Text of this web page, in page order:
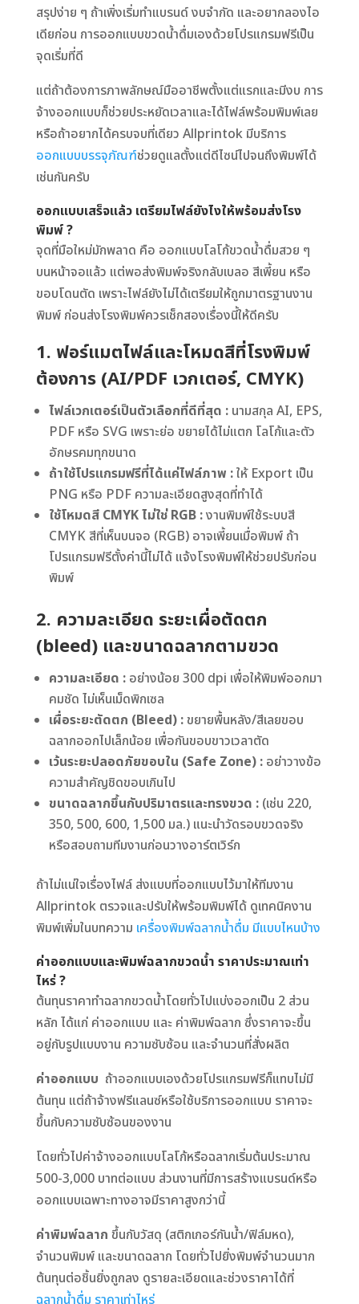
สรุปง่าย ๆ ถ้าเพิ่งเริ่มทำแบรนด์ งบจำกัด และอยากลองไอ
เดียก่อน การออกแบบขวดน้ำดื่มเองด้วยโปรแกรมฟรีเป็น
จุดเริ่มที่ดี
แต่ถ้าต้องการภาพลักษณ์มืออาชีพตั้งแต่แรกและมีงบ การ
จ้างออกแบบก็ช่วยประหยัดเวลาและได้ไฟล์พร้อมพิมพ์เลย
หรือถ้าอยากได้ครบจบที่เดียว Allprintok มีบริการ
ออกแบบบรรจุภัณฑ์ช่วยดูแลตั้งแต่ดีไซน์ไปจนถึงพิมพ์ได้
เช่นกันครับ
ออกแบบเสร็จแล้ว เตรียมไฟล์ยังไงให้พร้อมส่งโรง
พิมพ์ ?
จุดที่มือใหม่มักพลาด คือ ออกแบบโลโก้ขวดน้ำดื่มสวย ๆ
บนหน้าจอแล้ว แต่พอส่งพิมพ์จริงกลับเบลอ สีเพี้ยน หรือ
ขอบโดนตัด เพราะไฟล์ยังไม่ได้เตรียมให้ถูกมาตรฐานงาน
พิมพ์ ก่อนส่งโรงพิมพ์ควรเช็กสองเรื่องนี้ให้ดีครับ
1. ฟอร์แมตไฟล์และโหมดสีที่โรงพิมพ์
ต้องการ (AI/PDF เวกเตอร์, CMYK)
ไฟล์เวกเตอร์เป็นตัวเลือกที่ดีที่สุด : นามสกุล AI, EPS,
PDF หรือ SVG เพราะย่อ ขยายได้ไม่แตก โลโก้และตัว
อักษรคมทุกขนาด
ถ้าใช้โปรแกรมฟรีที่ได้แค่ไฟล์ภาพ :ให้ Export เป็น
PNG หรือ PDF ความละเอียดสูงสุดที่ทำได้
ใช้โหมดสี CMYK ไม่ใช่ RGB :งานพิมพ์ใช้ระบบสี
CMYK สีที่เห็นบนจอ (RGB) อาจเพี้ยนเมื่อพิมพ์ ถ้า
โปรแกรมฟรีตั้งค่านี้ไม่ได้ แจ้งโรงพิมพ์ให้ช่วยปรับก่อน
พิมพ์
2. ความละเอียด ระยะเผื่อตัดตก
(bleed) และขนาดฉลากตามขวด
ความละเอียด : อย่างน้อย 300 dpi เพื่อให้พิมพ์ออกมา
คมชัด ไม่เห็นเม็ดพิกเซล
เผื่อระยะตัดตก (Bleed) :ขยายพื้นหลัง/สีเลยขอบ
ฉลากออกไปเล็กน้อย เพื่อกันขอบขาวเวลาตัด
เว้นระยะปลอดภัยขอบใน (Safe Zone) :อย่าวางข้อ
ความสำคัญชิดขอบเกินไป
ขนาดฉลากขึ้นกับปริมาตรและทรงขวด :(เช่น 220,
350, 500, 600, 1,500 มล.) แนะนำวัดรอบขวดจริง
หรือสอบถามทีมงานก่อนวางอาร์ตเวิร์ก
ถ้าไม่แน่ใจเรื่องไฟล์ ส่งแบบที่ออกแบบไว้มาให้ทีมงาน
Allprintok ตรวจและปรับให้พร้อมพิมพ์ได้ ดูเทคนิคงาน
พิมพ์เพิ่มในบทความ เครื่องพิมพ์ฉลากน้ำดื่ม มีแบบไหนบ้าง
ค่าออกแบบและพิมพ์ฉลากขวดน้ำ ราคาประมาณเท่า
ไหร่ ?
ต้นทุนราคาทำฉลากขวดน้ำโดยทั่วไปแบ่งออกเป็น 2 ส่วน
หลัก ได้แก่ ค่าออกแบบ และ ค่าพิมพ์ฉลาก ซึ่งราคาจะขึ้น
อยู่กับรูปแบบงาน ความซับซ้อน และจำนวนที่สั่งผลิต
ค่าออกแบบ ถ้าออกแบบเองด้วยโปรแกรมฟรีก็แทบไม่มี
ต้นทุน แต่ถ้าจ้างฟรีแลนซ์หรือใช้บริการออกแบบ ราคาจะ
ขึ้นกับความซับซ้อนของงาน
โดยทั่วไปค่าจ้างออกแบบโลโก้หรือฉลากเริ่มต้นประมาณ
500-3,000 บาทต่อแบบ ส่วนงานที่มีการสร้างแบรนด์หรือ
ออกแบบเฉพาะทางอาจมีราคาสูงกว่านี้
ค่าพิมพ์ฉลาก ขึ้นกับวัสดุ (สติกเกอร์กันน้ำ/ฟิล์มหด),
จำนวนพิมพ์ และขนาดฉลาก โดยทั่วไปยิ่งพิมพ์จำนวนมาก
ต้นทุนต่อชิ้นยิ่งถูกลง ดูรายละเอียดและช่วงราคาได้ที่
ฉลากน้ำดื่ม ราคาเท่าไหร่